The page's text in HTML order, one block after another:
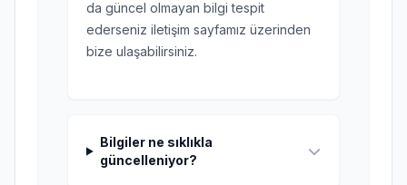
da güncel olmayan bilgi tespit
ederseniz iletişim sayfamız üzerinden
bize ulaşabilirsiniz.
Bilgiler ne sıklıkla
güncelleniyor?